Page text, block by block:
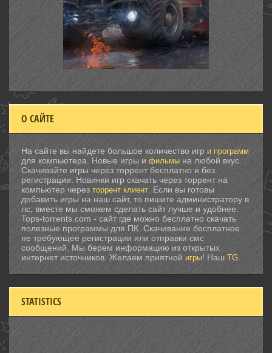
О САЙТЕ
На сайте вы найдете большое количество игр и программ
для компьютера. Новые игры и фильмы на любой вкус.
Скачивайте игры через торрент бесплатно и без
регистрации. Новинки игр скачать через торрент на
компьютер через торрент клиент . Если вы готовы
добавить игры на наш сайт, то пишите администратору в
лс, вместе мы сможем сделать сайт лучше и удобнее.
Tops-torrents.com - сайт где можно бесплатно скачать
полезные программы для ПК. Скачивание бесплатное
не требующее регистрации или отправки смс
сообщений. Мы берем информацию из открытых
интернет источников. Желаем приятной игры! Наш TG
STATISTICS